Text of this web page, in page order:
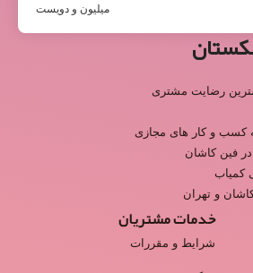
میلیون و دویست
رضایت مشتری
کسب و کار های مجازی
در فین کاشان
کمیاب
و تهران
خدمات مشتریان
شرایط و مقررات